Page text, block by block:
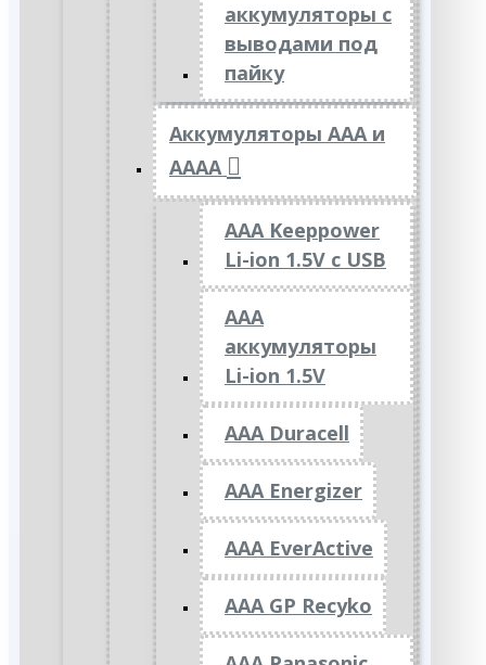
аккумуляторы с
выводами под
пайку
Аккумуляторы ААА и
АААА
AAA Keeppower
Li-ion 1.5V с USB
ААА
аккумуляторы
Li-ion 1.5V
AAA Duracell
AAA Energizer
AAA EverActive
AAA GP Recyko